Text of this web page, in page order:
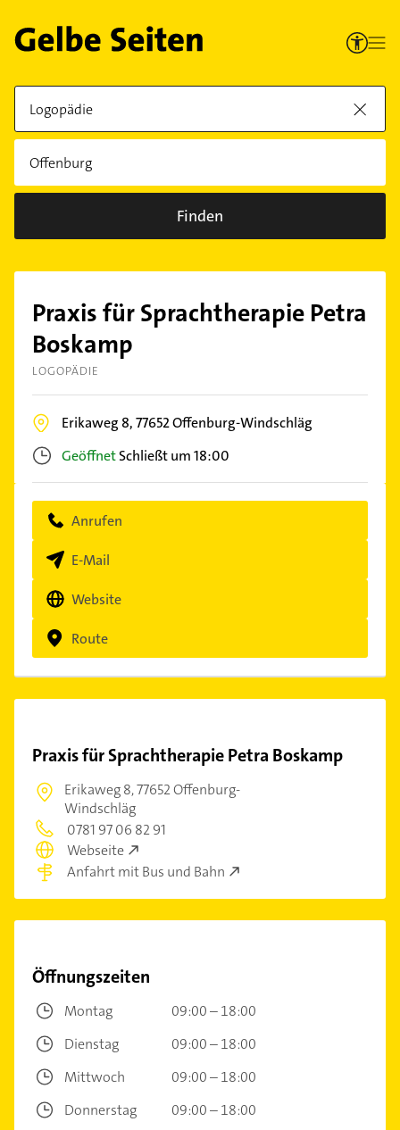
Finden
Praxis für Sprachtherapie Petra
Boskamp
LOGOPÄDIE
Erikaweg 8,77652Offenburg-Windschläg
GeöffnetSchließt um 18:00
Anrufen
E-Mail
Website
Route
Praxis für Sprachtherapie Petra Boskamp
Erikaweg 8,77652 Offenburg-
Windschläg
0781 97 06 82 91
Webseite
Anfahrt mit Bus und Bahn
Öffnungszeiten
Montag
09:00 – 18:00
Dienstag
09:00 – 18:00
Mittwoch
09:00 – 18:00
Donnerstag
09:00 – 18:00